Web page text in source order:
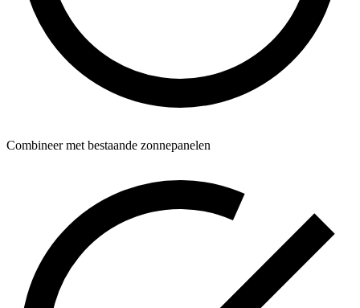
Combineer met bestaande zonnepanelen